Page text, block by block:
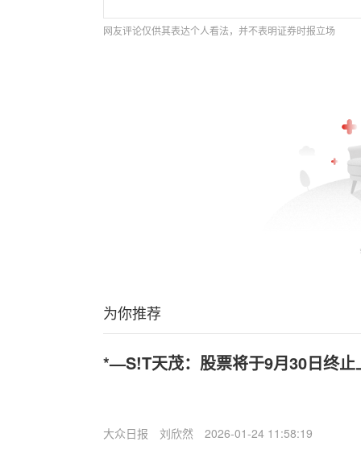
网友评论仅供其表达个人看法，并不表明证券时报立场
为你推荐
*—S!T天茂：股票将于9月30日终止
大众日报 刘欣然 2026-01-24 11:58:19